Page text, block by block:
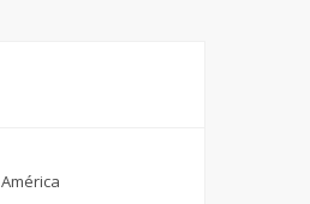
América